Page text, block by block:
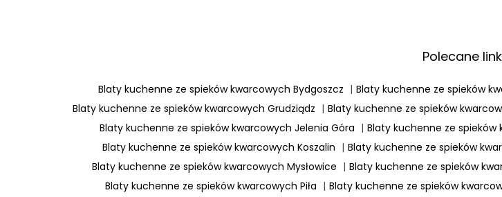
Polecane
Blaty kuchenne ze spieków kwarcowych Bydgoszcz | Blaty kuchenne ze spieków
Blaty kuchenne ze spieków kwarcowych Grudziądz | Blaty kuchenne ze spieków
Blaty kuchenne ze spieków kwarcowych Jelenia Góra | Blaty kuchenne ze spieków
Blaty kuchenne ze spieków kwarcowych Koszalin | Blaty kuchenne ze spieków
Blaty kuchenne ze spieków kwarcowych Mysłowice | Blaty kuchenne ze spieków
Blaty kuchenne ze spieków kwarcowych Piła | Blaty kuchenne ze spieków